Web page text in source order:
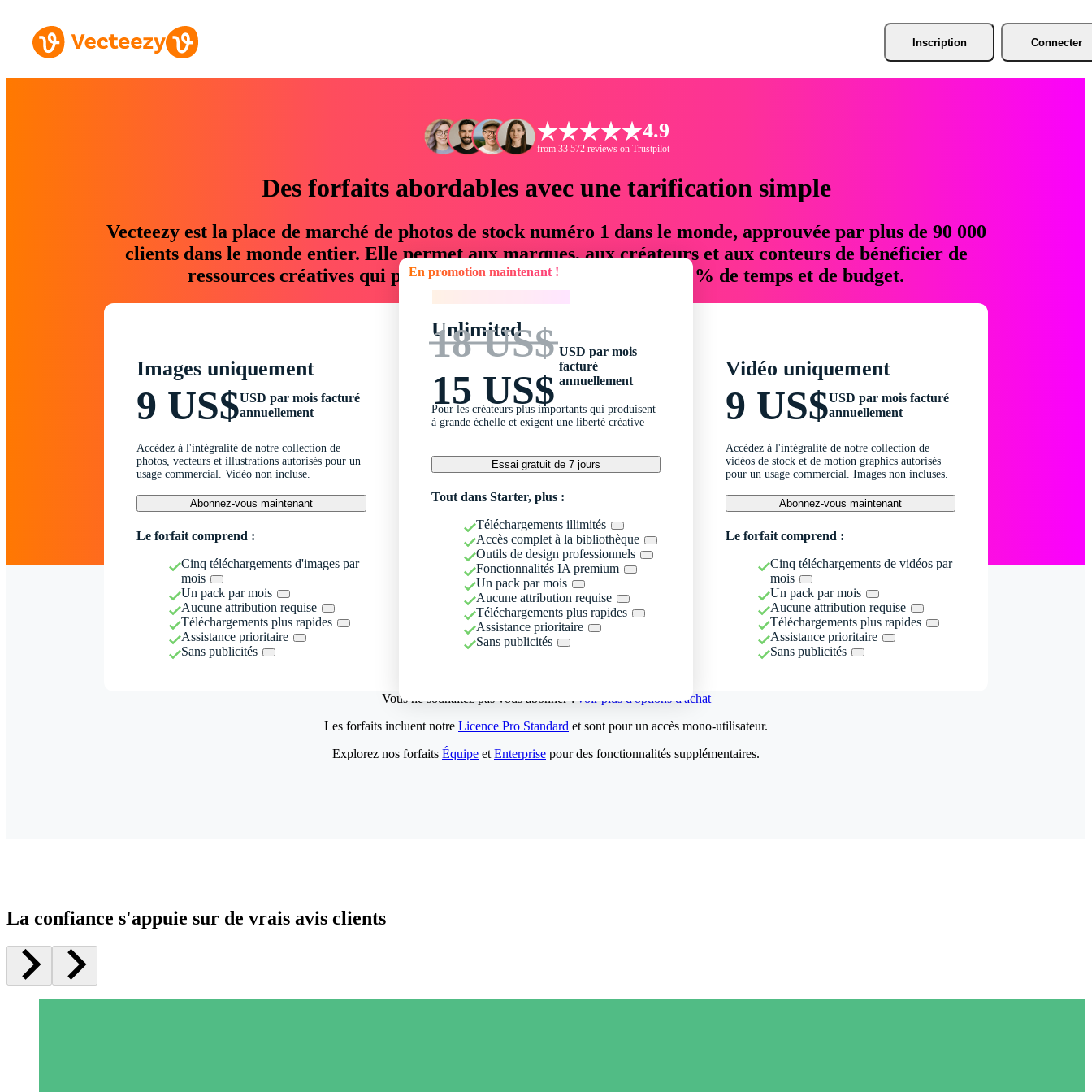
Inscription Connecter
4.9
from 33 572 reviews on Trustpilot
Des forfaits abordables avec une tarification simple
Vecteezy est la place de marché de photos de stock numéro 1 dans le monde, approuvée par plus de 90 000
clients dans le monde entier. Elle permet aux marques, aux créateurs et aux conteurs de bénéficier de
ressources créatives qui permettent d'économiser jusqu'à 76 % de temps et de budget.
Images uniquement
9 US$USD par mois facturé
annuellement
Accédez à l'intégralité de notre collection de
photos, vecteurs et illustrations autorisés pour un
usage commercial. Vidéo non incluse.
Abonnez-vous maintenant
Le forfait comprend :
Cinq téléchargements d'images par
mois
Un pack par mois
Aucune attribution requise
Téléchargements plus rapides
Assistance prioritaire
Sans publicités
En promotion maintenant !
Unlimited
18 US$
15 US$
USD par mois
facturé
annuellement
Pour les créateurs plus importants qui produisent
à grande échelle et exigent une liberté créative
Essai gratuit de 7 jours
Tout dans Starter, plus :
Téléchargements illimités
Accès complet à la bibliothèque
Outils de design professionnels
Fonctionnalités IA premium
Un pack par mois
Aucune attribution requise
Téléchargements plus rapides
Assistance prioritaire
Sans publicités
Vidéo uniquement
9 US$USD par mois facturé
annuellement
Accédez à l'intégralité de notre collection de
vidéos de stock et de motion graphics autorisés
pour un usage commercial. Images non incluses.
Abonnez-vous maintenant
Le forfait comprend :
Cinq téléchargements de vidéos par
mois
Un pack par mois
Aucune attribution requise
Téléchargements plus rapides
Assistance prioritaire
Sans publicités
Vous ne souhaitez pas vous abonner ?Voir plus d'options d'achat
Les forfaits incluent notre Licence Pro Standard et sont pour un accès mono-utilisateur.
Explorez nos forfaits Équipe et Enterprise pour des fonctionnalités supplémentaires.
La confiance s'appuie sur de vrais avis clients